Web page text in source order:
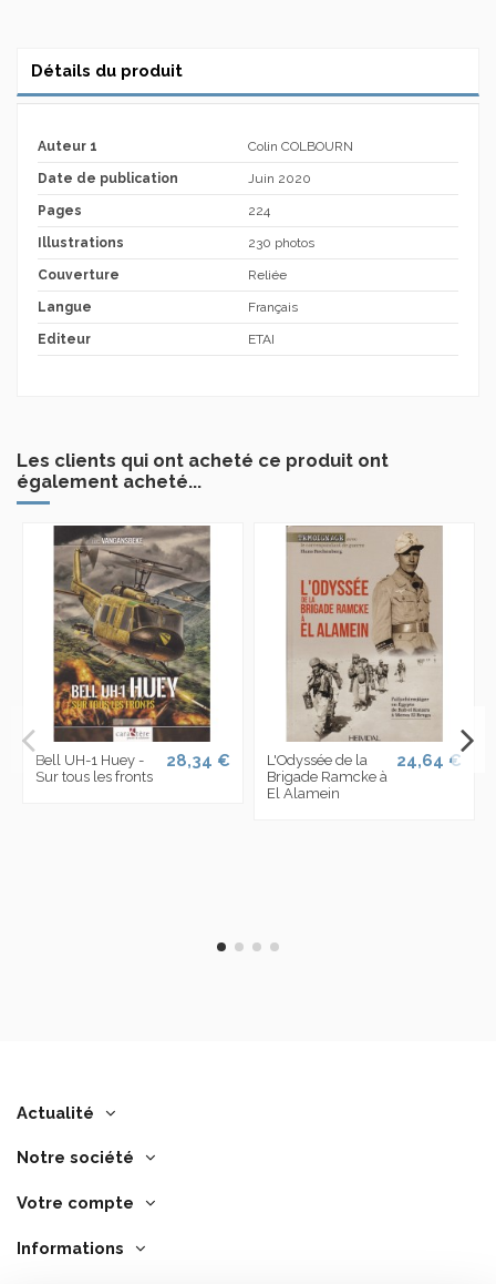
Détails du produit
Auteur 1 Colin COLBOURN
Date de publication Juin 2020
Pages 224
Illustrations 230 photos
Couverture Reliée
Langue Français
Editeur ETAI
Les clients qui ont acheté ce produit ont
également acheté...
Bell UH-1 Huey -
Sur tous les fronts
28,34 €
L'Odyssée de la
Brigade Ramcke à
El Alamein
24,64 €
Actualité
Notre société
Votre compte
Informations